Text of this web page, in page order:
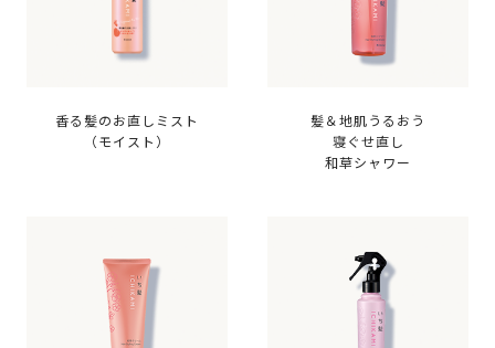
香る髪のお直しミスト
（モイスト）
髪＆地肌うるおう
寝ぐせ直し
和草シャワー